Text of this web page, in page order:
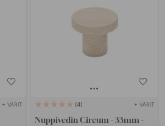
+ VÄRIT 4 + VÄRIT
Nuppivedin Circum - 33mm -